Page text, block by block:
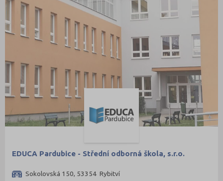
EDUCA Pardubice - Střední odborná škola, s.r.o.
Sokolovská 150, 53354 Rybitví